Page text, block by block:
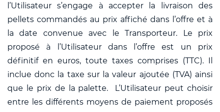
l’Utilisateur s’engage à accepter la livraison des
pellets commandés au prix affiché dans l’offre et à
la date convenue avec le Transporteur. Le prix
proposé à l’Utilisateur dans l’offre est un prix
définitif en euros, toute taxes comprises (TTC). Il
inclue donc la taxe sur la valeur ajoutée (TVA) ainsi
que le prix de la palette. L’Utilisateur peut choisir
entre les différents moyens de paiement proposés